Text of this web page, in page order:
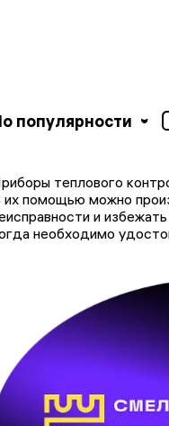
популярности
теплового
помощью можно
и
необходимо